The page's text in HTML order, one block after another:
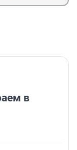
и
Последняя
тепло
в